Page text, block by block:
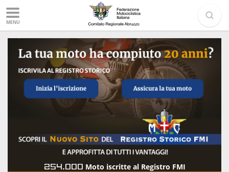
MENU
254.000 Moto iscritte al Registro FMI